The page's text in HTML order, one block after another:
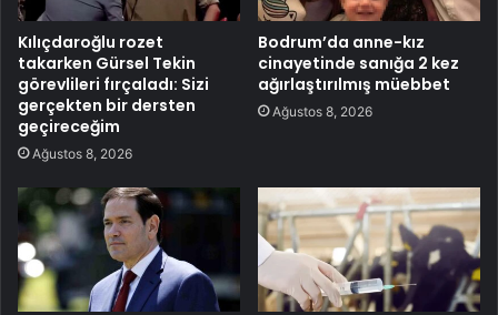
Kılıçdaroğlu rozet
takarken Gürsel Tekin
görevlileri fırçaladı: Sizi
gerçekten bir dersten
geçireceğim
Ağustos 8, 2026
Bodrum’da anne-kız
cinayetinde sanığa 2 kez
ağırlaştırılmış müebbet
Ağustos 8, 2026